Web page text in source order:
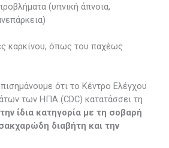
(υπνική άπνοια,
καρκίνου, όπως του παχέως
ότι το Κέντρο Ελέγχου
των ΗΠΑ (CDC) κατατάσσει τη
ίδια κατηγορία με τη σοβαρή
διαβήτη και την